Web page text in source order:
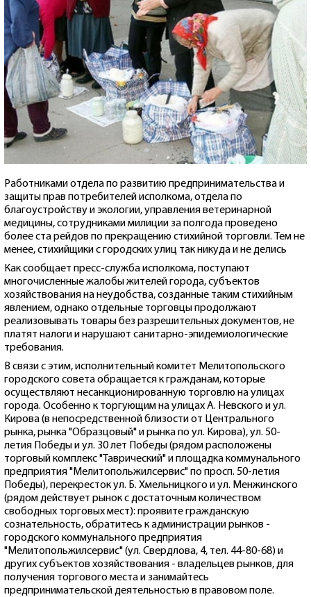
Работниками отдела по развитию предпринимательства и
защиты прав потребителей исполкома, отдела по
благоустройству и экологии, управления ветеринарной
медицины, сотрудниками милиции за полгода проведено
более ста рейдов по прекращению стихийной торговли. Тем не
менее, стихийщики с городских улиц так никуда и не делись
Как сообщает пресс-служба исполкома, поступают
многочисленные жалобы жителей города, субъектов
хозяйствования на неудобства, созданные таким стихийным
явлением, однако отдельные торговцы продолжают
реализовывать товары без разрешительных документов, не
платят налоги и нарушают санитарно-эпидемиологические
требования.
В связи с этим, исполнительный комитет Мелитопольского
городского совета обращается к гражданам, которые
осуществляют несанкционированную торговлю на улицах
города. Особенно к торгующим на улицах А. Невского и ул.
Кирова (в непосредственной близости от Центрального
рынка, рынка "Образцовый" и рынка по ул. Кирова), ул. 50-
летия Победы и ул. 30 лет Победы (рядом расположены
торговый комплекс "Таврический" и площадка коммунального
предприятия "Мелитопольжилсервис" по просп. 50-летия
Победы), перекресток ул. Б. Хмельницкого и ул. Менжинского
(рядом действует рынок с достаточным количеством
свободных торговых мест): проявите гражданскую
сознательность, обратитесь к администрации рынков -
городского коммунального предприятия
"Мелитопольжилсервис" (ул. Свердлова, 4, тел. 44-80-68) и
других субъектов хозяйствования - владельцев рынков, для
получения торгового места и занимайтесь
предпринимательской деятельностью в правовом поле.